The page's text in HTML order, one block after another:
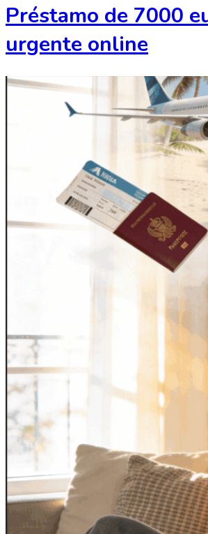
Préstamo de 7000
urgente online